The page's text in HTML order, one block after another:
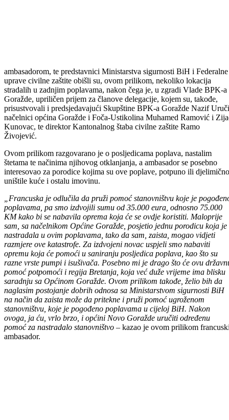
ambasadorom, te predstavnici Ministarstva sigurnosti BiH i Federalne
uprave civilne zaštite obišli su, ovom prilikom, nekoliko lokacija
stradalih u zadnjim poplavama, nakon čega je, u zgradi Vlade BPK-a
Goražde, upriličen prijem za članove delegacije, kojem su, takođe,
prisustvovali i predsjedavajući Skupštine BPK-a Goražde Nazif
Kunovac, te direktor Kantonalnog štaba civilne zaštite Ramo
Živojević.
Ovom prilikom razgovarano je o posljedicama poplava, nastalim
interesovao za porodice kojima su ove poplave, potpuno ili
uništile kuće i ostalu imovinu.
„Francuska je odlučila da pruži pomoć stanovništvu koje je
poplavama, pa smo izdvojili sumu od 35.000 eura, odnosno 75.000
KM kako bi se nabavila oprema koja će se ovdje koristiti. Maloprije
sam, sa načelnikom Općine Goražde, posjetio jednu porodicu koja je
nastradala u ovim poplavama, tako da sam, zaista, mogao vidjeti
razmjere ove katastrofe. Za izdvojeni novac uspjeli smo nabaviti
opremu koja će pomoći u saniranju posljedica poplava, kao što su
razne vrste pumpi i isušivača. Posebno mi je drago što će ovu
pomoć potpomoći i regija Bretanja, koja već duže vrijeme ima blisku
saradnju sa Općinom Goražde. Ovom prilikom takođe, želio bih da
naglasim postojanje dobrih odnosa sa Ministarstvom sigurnosti BiH
na način da zaista može da pritekne i pruži pomoć ugroženom
stanovništvu, koje je pogođeno poplavama u cijeloj BiH. Nakon